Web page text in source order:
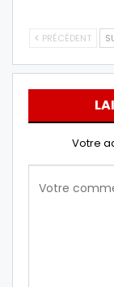
PRÉCÉDENT
Votre